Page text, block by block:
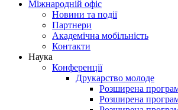
Міжнародній офіс
Новини та події
Партнери
Академічна мобільність
Контакти
Наука
Конференції
Друкарство молоде
Розширена
Розширена